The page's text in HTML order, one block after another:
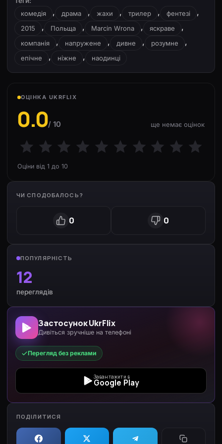
комедія
, драма , жахи , трилер , фентезі ,
2015 , Польща , Marcin Wrona , яскраве ,
компанія , напружене , дивне , розумне ,
епічне , ніжне , наодинці
ОЦІНКА UKRFLIX
0.0/ 10 ще немає оцінок
Оціни від 1 до 10
ЧИ СПОДОБАЛОСЬ?
0 0
ПОПУЛЯРНІСТЬ
12
переглядів
Застосунок UkrFlix
Дивіться зручніше на телефоні
Перегляд без реклами
Завантажити в
Google Play
ПОДІЛИТИСЯ